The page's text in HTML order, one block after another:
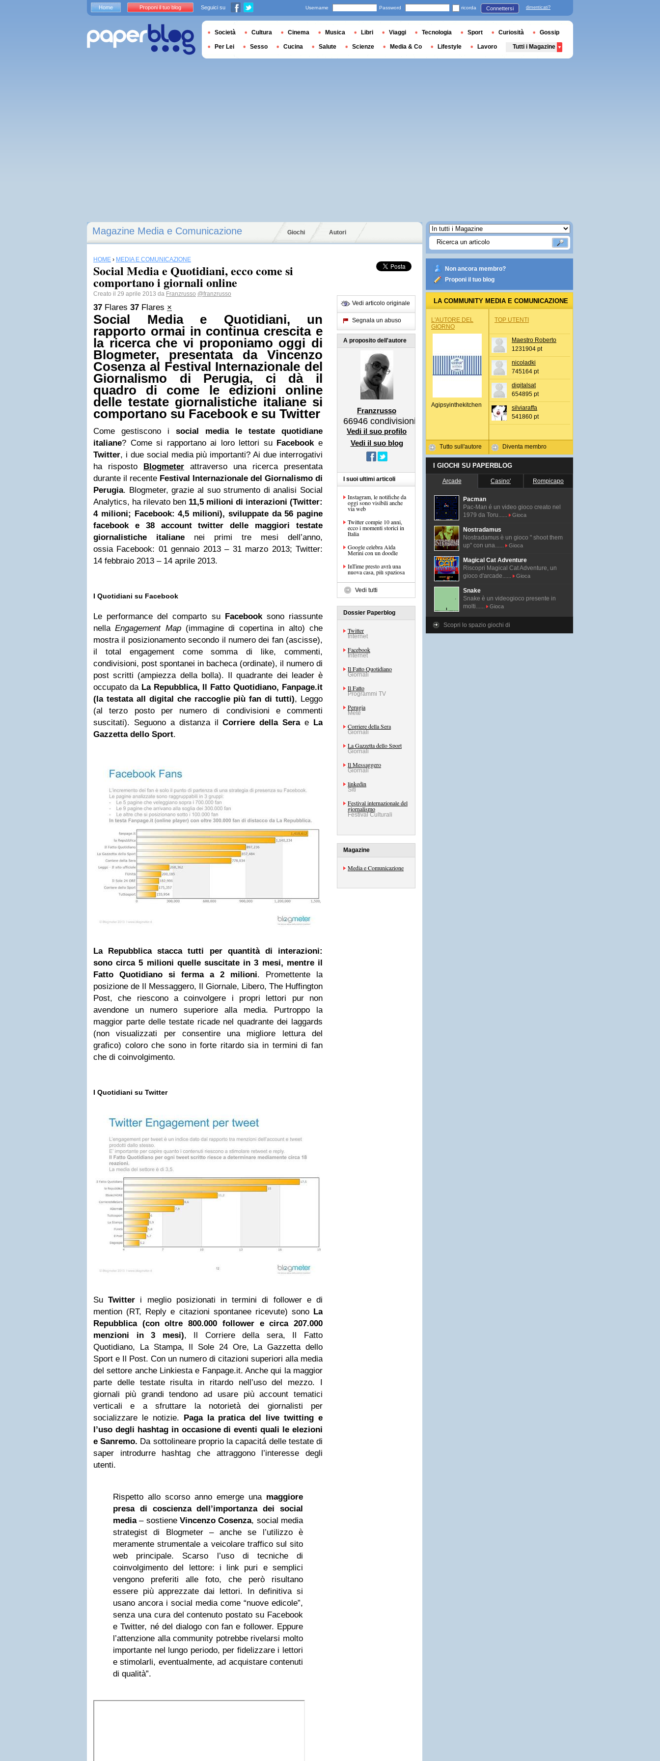
Magazine Media e Comunicazione Giochi Autori
HOME › MEDIA E COMUNICAZIONE
Social Media e Quotidiani, ecco come si
comportano i giornali online
Creato il 29 aprile 2013 da Franzrusso @franzrusso
37 Flares 37 Flares ×
Social Media e Quotidiani, un
rapporto ormai in continua crescita e
la ricerca che vi proponiamo oggi di
Blogmeter, presentata da Vincenzo
Cosenza al Festival Internazionale del
Giornalismo di Perugia, ci dà il
quadro di come le edizioni online
delle testate giornalistiche italiane si
comportano su Facebook e su Twitter
Come gestiscono i social media le testate quotidiane
italiane? Come si rapportano ai loro lettori su Facebooke
Twitter, i due social media più importanti? Ai due interrogativi
ha risposto Blogmeter
attraverso una ricerca presentata
durante il recente Festival Internazionale del Giornalismo di
Perugia. Blogmeter, grazie al suo strumento di analisi Social
Analytics, ha rilevato ben 11,5 milioni di interazioni (Twitter:
4 milioni; Facebook: 4,5 milioni), sviluppate da 56 pagine
facebook e 38 accounttwitter delle maggiori testate
giornalistiche italiane nei primi tre mesi dell’anno,
ossia Facebook: 01 gennaio 2013 – 31 marzo 2013; Twitter:
14 febbraio 2013 – 14 aprile 2013.
I Quotidiani su Facebook
Le performance del comparto su Facebooksono riassunte
nellaEngagement Map(immagine di copertina in alto) che
mostra il posizionamento secondo il numero dei fan (ascisse),
il total engagement come somma di like, commenti,
condivisioni, post spontanei in bacheca (ordinate), il numero di
post scritti (ampiezza della bolla). Il quadrante dei leader è
occupato da La Repubblica, Il Fatto Quotidiano, Fanpage.it
(la testata all digital che raccoglie più fan di tutti), Leggo
(al terzo posto per numero di condivisioni e commenti
suscitati). Seguono a distanza ilCorriere della Serae La
Gazzetta dello Sport.
La Repubblica stacca tutti per quantità di interazioni:
sono circa 5 milioni quelle suscitate in 3 mesi, mentre il
Fatto Quotidiano si ferma a 2 milioni. Promettente la
posizione de Il Messaggero, Il Giornale, Libero, The Huffington
Post, che riescono a coinvolgere i propri lettori pur non
avendone un numero superiore alla media. Purtroppo la
maggior parte delle testate ricade nel quadrante dei laggards
(non visualizzati per consentire una migliore lettura del
grafico) coloro che sono in forte ritardo sia in termini di fan
che di coinvolgimento.
I Quotidiani su Twitter
SuTwitter i meglio posizionati in termini di follower e di
mention (RT, Reply e citazioni spontanee ricevute) sono La
Repubblica (con oltre 800.000 follower e circa 207.000
menzioni in 3 mesi), Il Corriere della sera, Il Fatto
Quotidiano, La Stampa, Il Sole 24 Ore, La Gazzetta dello
Sport e Il Post. Con un numero di citazioni superiori alla media
del settore anche Linkiesta e Fanpage.it. Anche qui la maggior
parte delle testate risulta in ritardo nell’uso del mezzo. I
giornali più grandi tendono ad usare più account tematici
verticali e a sfruttare la notorietà dei giornalisti per
socializzare le notizie. Paga la pratica del live twitting e
l’uso degli hashtag in occasione di eventi quali le elezioni
e Sanremo. Da sottolineare proprio la capacitá delle testate di
saper introdurre hashtag che attraggono l’interesse degli
utenti.
Rispetto allo scorso anno emerge una maggiore
presa di coscienza dell’importanza dei social
media– sostiene Vincenzo Cosenza, social media
strategist di Blogmeter – anche se l’utilizzo è
meramente strumentale a veicolare traffico sul sito
web principale. Scarso l’uso di tecniche di
coinvolgimento del lettore: i link puri e semplici
vengono preferiti alle foto, che però risultano
essere più apprezzate dai lettori. In definitiva si
usano ancora i social media come “nuove edicole”,
senza una cura del contenuto postato su Facebook
e Twitter, né del dialogo con fan e follower. Eppure
l’attenzione alla community potrebbe rivelarsi molto
importante nel lungo periodo, per fidelizzare i lettori
e stimolarli, eventualmente, ad acquistare contenuti
di qualità”.
Vedi articolo originale
Segnala un abuso
A proposito dell'autore
Franzrusso
66946 condivisioni
Vedi il suo profilo
Vedi il suo blog
I suoi ultimi articoli
Instagram, le notifiche da
oggi sono visibili anche
via web
Twitter compie 10 anni,
ecco i momenti storici in
Italia
Google celebra Alda
Merini con un doodle
InTime presto avrà una
nuova casa, più spaziosa
Vedi tutti
Dossier Paperblog
Twitter
Internet
Facebook
Internet
Il Fatto Quotidiano
Giornali
Il Fatto
Programmi TV
Perugia
Mete
Corriere della Sera
Giornali
La Gazzetta dello Sport
Giornali
Il Messaggero
Giornali
linkedin
Siti
Festival internazionale del
giornalismo
Festival Culturali
Magazine
Media e Comunicazione
Non ancora membro?
Proponi il tuo blog
LA COMMUNITY MEDIA E COMUNICAZIONE
L'AUTORE DEL
GIORNO
Agipsyinthekitchen
Tutto sull'autore
TOP UTENTI
Maestro Roberto
1231904 pt
nicoladki
745164 pt
digitalsat
654895 pt
silviaraffa
541860 pt
Diventa membro
I GIOCHI SU PAPERBLOG
Arcade Casino' Rompicapo
Pacman
Pac-Man é un video gioco creato nel
1979 da Toru......
Gioca
Nostradamus
Nostradamus è un gioco " shoot them
up" con una......
Gioca
Magical Cat Adventure
Riscopri Magical Cat Adventure, un
gioco d'arcade......
Gioca
Snake
Snake è un videogioco presente in
molti......
Gioca
Scopri lo spazio giochi di
Home Proponi il tuo blog Seguici su Username Password ricorda Connettersi dimenticati?
Società Cultura Cinema Musica Libri Viaggi Tecnologia Sport Curiosità Gossip
Per Lei Sesso Cucina Salute Scienze Media & Co Lifestyle Lavoro Tutti i Magazine